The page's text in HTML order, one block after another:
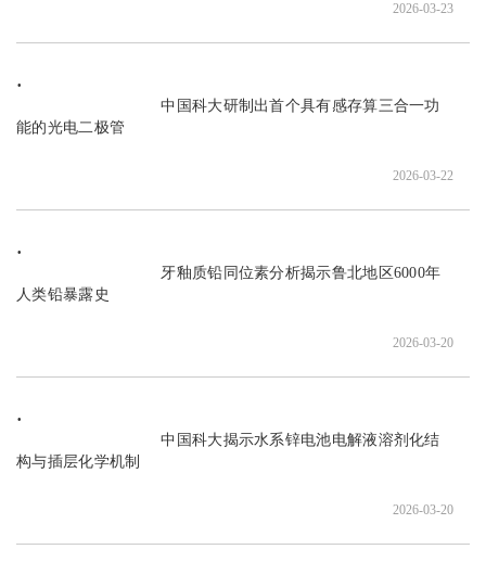
2026-03-23
                               中国科大研制出首个具有感存算三合一功
能的光电二极管
2026-03-22
人类铅暴露史
2026-03-20
                               中国科大揭示水系锌电池电解液溶剂化结
构与插层化学机制
2026-03-20